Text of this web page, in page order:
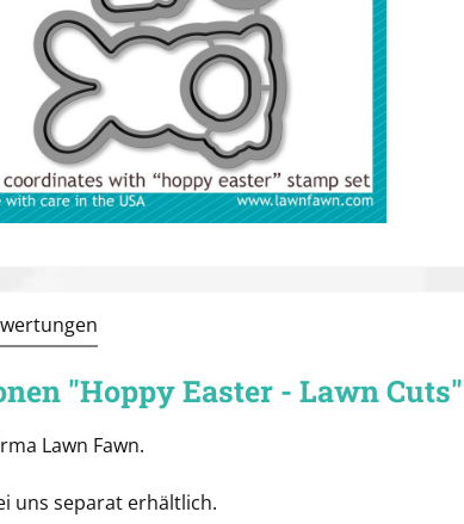
"Hoppy Easter - Lawn Cuts"
Lawn Fawn.
uns separat erhältlich.